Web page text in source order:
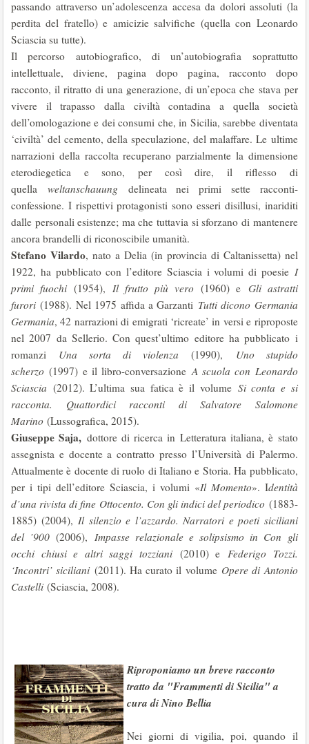
passando attraverso un’adolescenza accesa da dolori assoluti (la
perdita del fratello) e amicizie salvifiche (quella con Leonardo
Sciascia su tutte).
Il percorso autobiografico, di un’autobiografia soprattutto
intellettuale, diviene, pagina dopo pagina, racconto dopo
racconto, il ritratto di una generazione, di un’epoca che stava per
vivere il trapasso dalla civiltà contadina a quella società
dell’omologazione e dei consumi che, in Sicilia, sarebbe diventata
‘civiltà’ del cemento, della speculazione, del malaffare. Le ultime
narrazioni della raccolta recuperano parzialmente la dimensione
eterodiegetica e sono, per così dire, il riflesso di
quella weltanschauung delineata nei primi sette racconti-
confessione. I rispettivi protagonisti sono esseri disillusi, inariditi
dalle personali esistenze; ma che tuttavia si sforzano di mantenere
ancora brandelli di riconoscibile umanità.
Stefano Vilardo, nato a Delia (in provincia di Caltanissetta) nel
1922, ha pubblicato con l’editore Sciascia i volumi di poesie I
primi fuochi (1954),Il frutto più vero (1960) e Gli astratti
furori(1988). Nel 1975 affida a Garzanti Tutti dicono Germania
Germania, 42 narrazioni di emigrati ‘ricreate’ in versi e riproposte
nel 2007 da Sellerio. Con quest’ultimo editore ha pubblicato i
romanzi Una sorta di violenza (1990), Uno stupido
scherzo(1997) e il libro-conversazioneA scuola con Leonardo
Sciascia (2012). L’ultima sua fatica è il volume Si conta e si
racconta. Quattordici racconti di Salvatore Salomone
Marino (Lussografica, 2015).
Giuseppe Saja, dottore di ricerca in Letteratura italiana, è stato
assegnista e docente a contratto presso l’Università di Palermo.
Attualmente è docente di ruolo di Italiano e Storia. Ha pubblicato,
per i tipi dell’editore Sciascia, i volumi «Il Momento». Identità
d’una rivista di fine Ottocento. Con gli indici del periodico (1883-
1885) (2004),Il silenzio e l’azzardo. Narratori e poeti siciliani
del ’900(2006), Impasse relazionale e solipsismo in Con gli
occhi chiusi e altri saggi tozziani (2010) e Federigo Tozzi.
‘Incontri’ siciliani (2011). Ha curato il volume Opere di Antonio
Castelli (Sciascia, 2008).
Riproponiamo un breve racconto
tratto da "Frammenti di Sicilia" a
cura di Nino Bellia
Nei giorni di vigilia, poi, quando il